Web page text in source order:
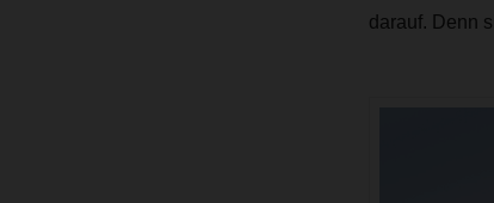
darauf. Denn